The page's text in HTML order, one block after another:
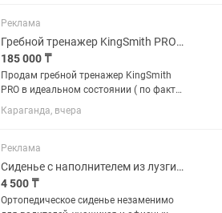
Реклама
Гребной тренажер KingSmith PRO (состояние нового)
185 000 ₸
Продам гребной тренажер KingSmith
PRO в идеальном состоянии ( по факту
как новый, но без коробки уже). Куплен
в марте 2026 года. Использовался
и неинтенсивно....
Караганда, вчера
Реклама
Сиденье с наполнителем из лузги гречихи
4 500 ₸
Ортопедическое сиденье незаменимо